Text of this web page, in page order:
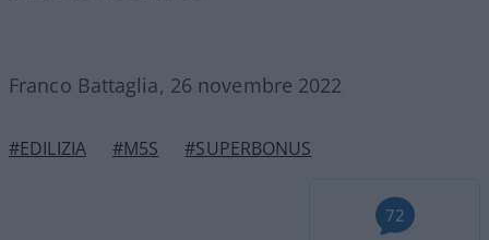
Franco Battaglia, 26 novembre 2022
#EDILIZIA #M5S #SUPERBONUS
72